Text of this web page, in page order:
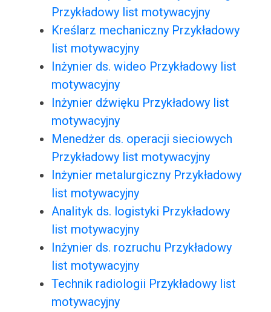
Przykładowy list motywacyjny
Kreślarz mechaniczny Przykładowy
list motywacyjny
Inżynier ds. wideo Przykładowy list
motywacyjny
Inżynier dźwięku Przykładowy list
motywacyjny
Menedżer ds. operacji sieciowych
Przykładowy list motywacyjny
Inżynier metalurgiczny Przykładowy
list motywacyjny
Analityk ds. logistyki Przykładowy
list motywacyjny
Inżynier ds. rozruchu Przykładowy
list motywacyjny
Technik radiologii Przykładowy list
motywacyjny